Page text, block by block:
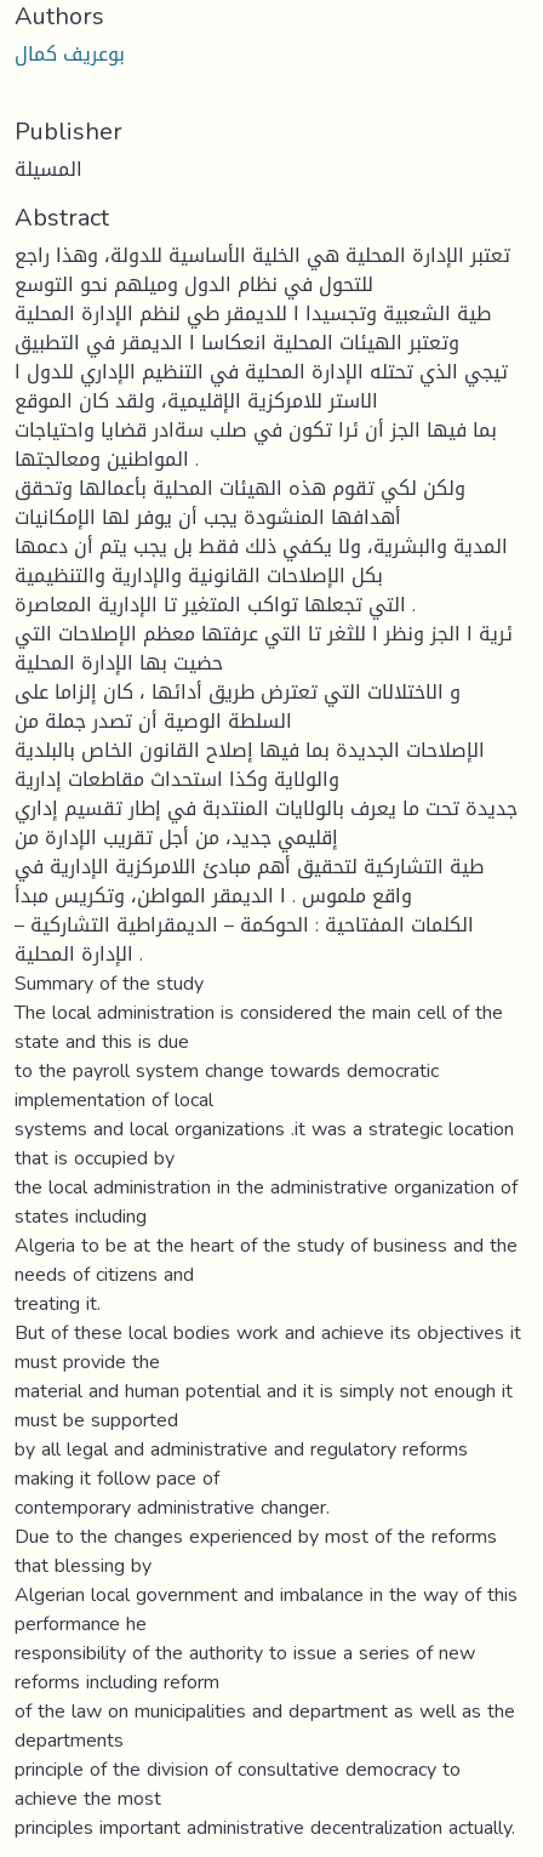
Authors
بوعريف كمال
Publisher
المسيلة
Abstract
تعتبر الإدارة المحلية هي الخلية الأساسية للدولة، وهذا راجع
للتحول في نظام الدول وميلهم نحو التوسع
طية الشعبية وتجسيدا ا للديمقر طي لنظم الإدارة المحلية
وتعتبر الهيئات المحلية انعكاسا ا الديمقر في التطبيق
تيجي الذي تحتله الإدارة المحلية في التنظيم الإداري للدول ا
الاستر للامركزية الإقليمية، ولقد كان الموقع
بما فيها الجز أن ئرا تكون في صلب سةادر قضايا واحتياجات
المواطنين ومعالجتها .
ولكن لكي تقوم هذه الهيئات المحلية بأعمالها وتحقق
أهدافها المنشودة يجب أن يوفر لها الإمكانيات
المدية والبشرية، ولا يكفي ذلك فقط بل يجب يتم أن دعمها
بكل الإصلاحات القانونية والإدارية والتنظيمية
التي تجعلها تواكب المتغير تا الإدارية المعاصرة .
ئرية ا الجز ونظر ا للثغر تا التي عرفتها معظم الإصلاحات التي
حضيت بها الإدارة المحلية
و الاختلالات التي تعترض طريق أدائها ، كان إلزاما على
السلطة الوصية أن تصدر جملة من
الإصلاحات الجديدة بما فيها إصلاح القانون الخاص بالبلدية
والولاية وكذا استحداث مقاطعات إدارية
جديدة تحت ما يعرف بالولايات المنتدبة في إطار تقسيم إداري
إقليمي جديد، من أجل تقريب الإدارة من
طية التشاركية لتحقيق أهم مبادئ اللامركزية الإدارية في
واقع ملموس . ا الديمقر المواطن، وتكريس مبدأ
الكلمات المفتاحية : الحوكمة – الديمقراطية التشاركية –
الإدارة المحلية .
Summary of the study
The local administration is considered the main cell of the
state and this is due
to the payroll system change towards democratic
implementation of local
systems and local organizations .it was a strategic location
that is occupied by
the local administration in the administrative organization of
states including
Algeria to be at the heart of the study of business and the
needs of citizens and
treating it.
But of these local bodies work and achieve its objectives it
must provide the
material and human potential and it is simply not enough it
must be supported
by all legal and administrative and regulatory reforms
making it follow pace of
contemporary administrative changer.
Due to the changes experienced by most of the reforms
that blessing by
Algerian local government and imbalance in the way of this
performance he
responsibility of the authority to issue a series of new
reforms including reform
of the law on municipalities and department as well as the
departments
principle of the division of consultative democracy to
achieve the most
principles important administrative decentralization actually.